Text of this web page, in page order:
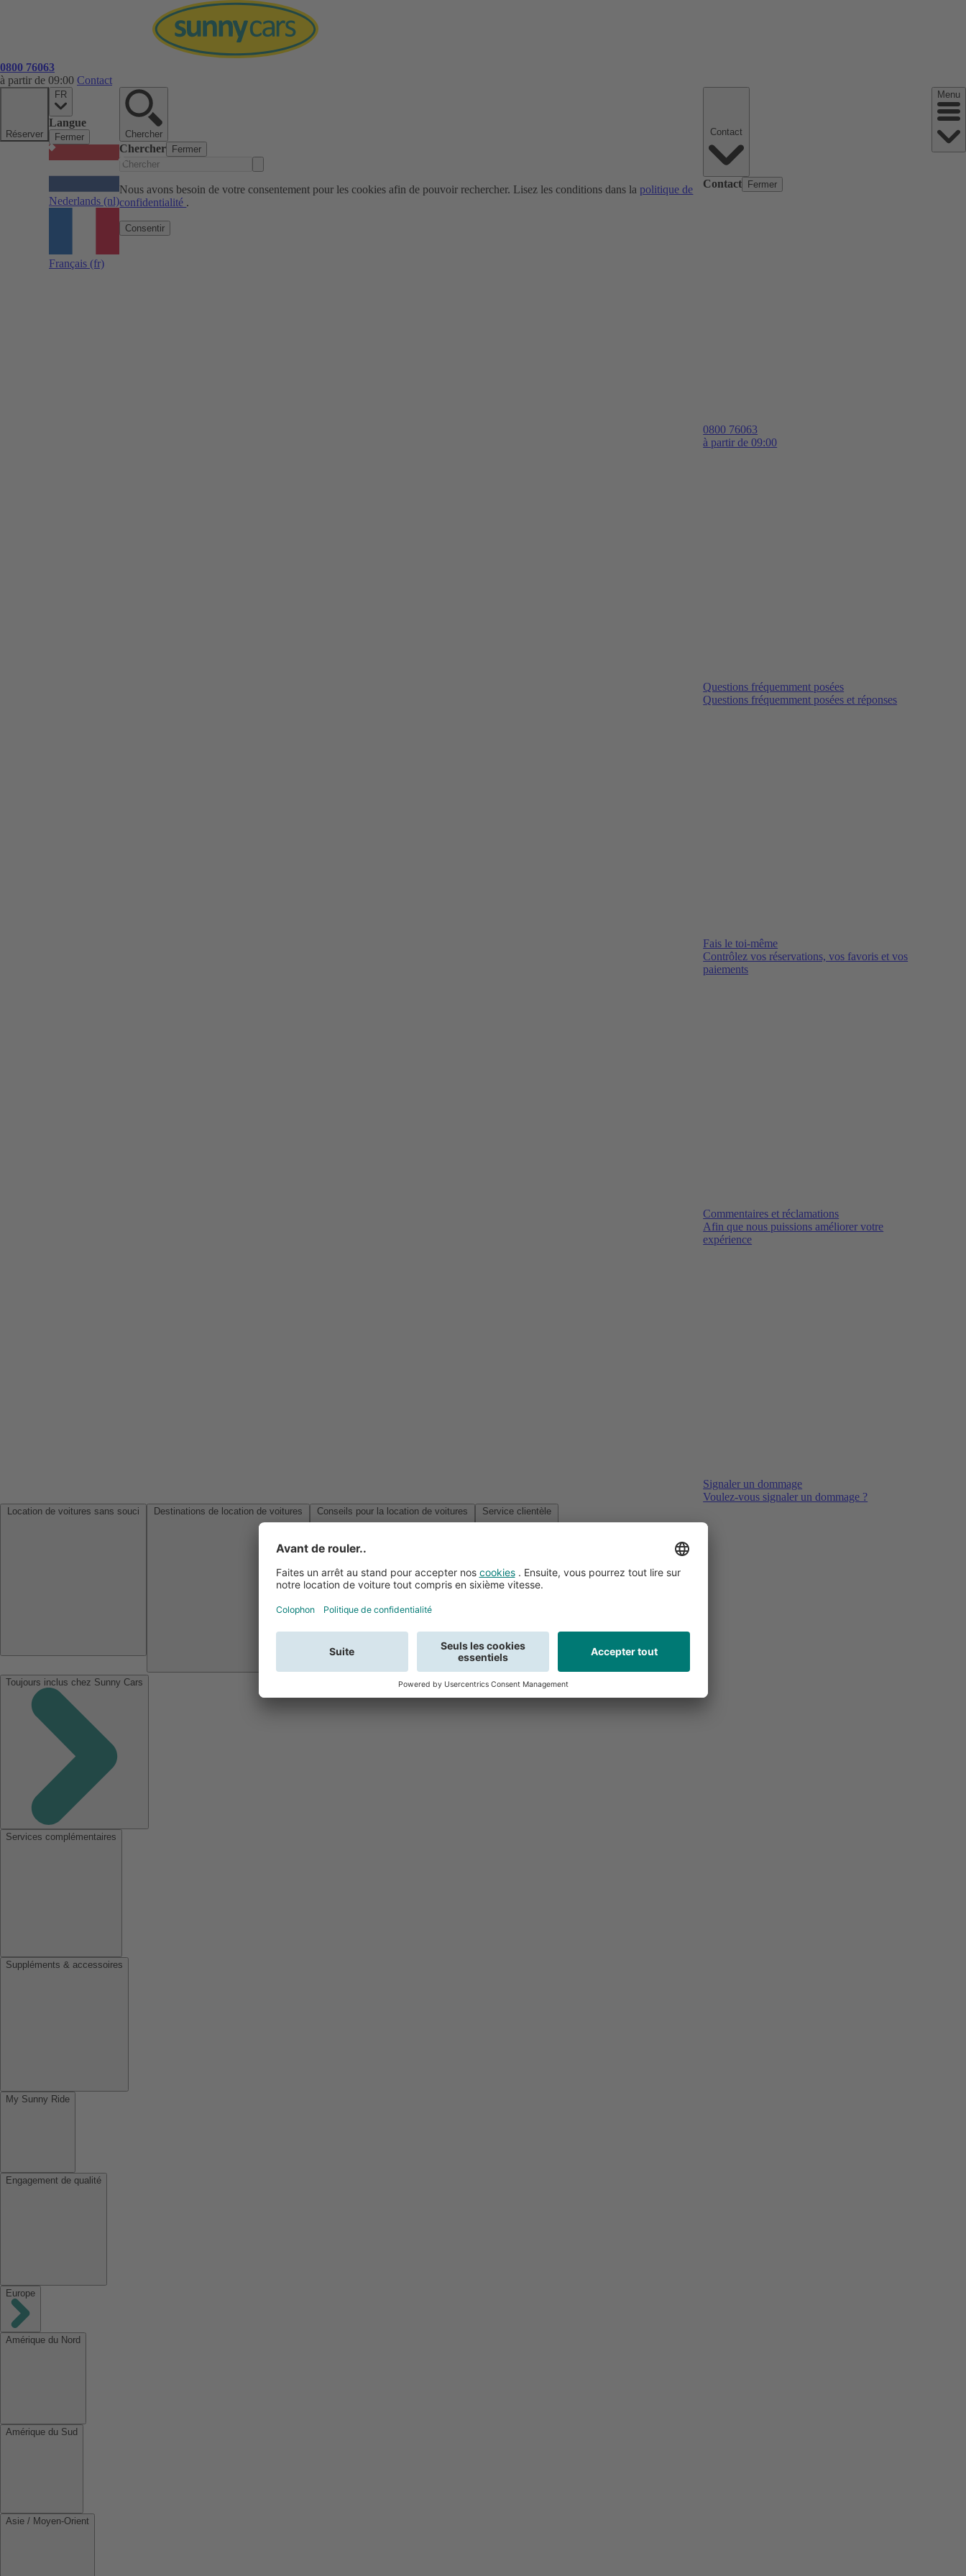
0800 76063
à partir de 09:00 Contact
Réserver
FR
Langue
Fermer
Nederlands (nl)
Français (fr)
Chercher
Chercher Fermer
Nous avons besoin de votre consentement pour les cookies afin de pouvoir rechercher. Lisez les conditions dans la politique de
confidentialité .
Consentir
Contact Fermer
0800 76063
à partir de 09:00
Questions fréquemment posées
Questions fréquemment posées et réponses
Fais le toi-même
Contrôlez vos réservations, vos favoris et vos
paiements
Commentaires et réclamations
Afin que nous puissions améliorer votre
expérience
Signaler un dommage
Voulez-vous signaler un dommage ?
Menu
Toujours inclus chez Sunny Cars
Services complémentaires
Suppléments & accessoires
My Sunny Ride
Engagement de qualité
Europe
Amérique du Nord
Amérique du Sud
Asie / Moyen-Orient